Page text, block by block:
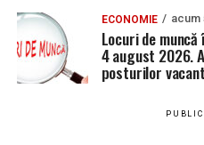
ECONOMIE acum
Locuri de muncă
4 august 2026.
posturilor